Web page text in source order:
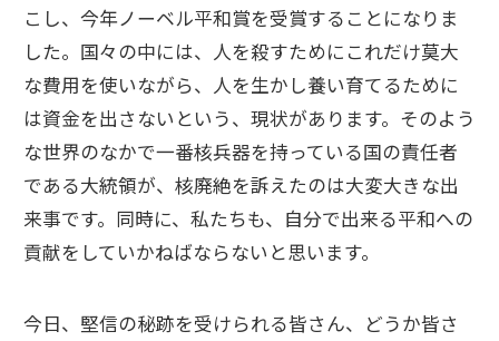
こし、今年ノーベル平和賞を受賞することになりま
した。国々の中には、人を殺すためにこれだけ莫大
な費用を使いながら、人を生かし養い育てるために
は資金を出さないという、現状があります。そのよう
な世界のなかで一番核兵器を持っている国の責任者
である大統領が、核廃絶を訴えたのは大変大きな出
来事です。同時に、私たちも、自分で出来る平和への
貢献をしていかねばならないと思います。
今日、堅信の秘跡を受けられる皆さん、どうか皆さ